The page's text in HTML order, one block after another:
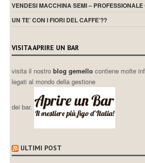
VENDESI MACCHINA SEMI – PROFESSIONALE
UN TE’ CON I FIORI DEL CAFFE’??
VISITA APRIRE UN BAR
visita il nostroblog gemellocontiene molte
legati al mondo della gestione
dei bar.
ULTIMI POST